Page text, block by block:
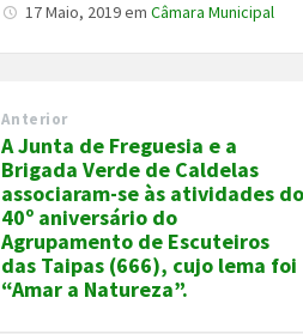
17 Maio, 2019emCâmara Municipal
Anterior
A Junta de Freguesia e a
Brigada Verde de Caldelas
associaram-se às atividades do
40º aniversário do
Agrupamento de Escuteiros
das Taipas (666), cujo lema foi
“Amar a Natureza”.